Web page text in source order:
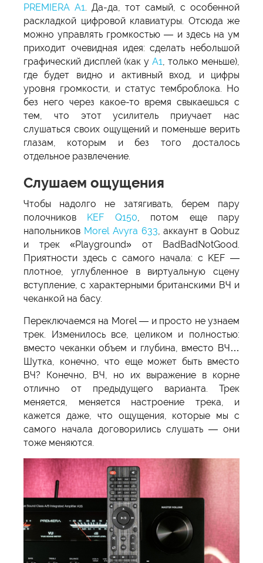
PREMIERA A1. Да-да, тот самый, с особенной
раскладкой цифровой клавиатуры. Отсюда же
можно управлять громкостью — и здесь на ум
приходит очевидная идея: сделать небольшой
графический дисплей (как у А1, только меньше),
где будет видно и активный вход, и цифры
уровня громкости, и статус темброблока. Но
без него через какое-то время свыкаешься с
тем, что этот усилитель приучает нас
слушаться своих ощущений и поменьше верить
глазам, которым и без того досталось
отдельное развлечение.
Слушаем ощущения
Чтобы надолго не затягивать, берем пару
полочников KEF Q150, потом еще пару
напольников Morel Avyra 633, аккаунт в Qobuz
и трек «Playground» от BadBadNotGood.
Приятности здесь с самого начала: с KEF —
плотное, углубленное в виртуальную сцену
вступление, с характерными британскими ВЧ и
чеканкой на басу.
Переключаемся на Morel — и просто не узнаем
трек. Изменилось все, целиком и полностью:
вместо чеканки объем и глубина, вместо ВЧ…
Шутка, конечно, что еще может быть вместо
ВЧ? Конечно, ВЧ, но их выражение в корне
отлично от предыдущего варианта. Трек
меняется, меняется настроение трека, и
кажется даже, что ощущения, которые мы с
самого начала договорились слушать — они
тоже меняются.